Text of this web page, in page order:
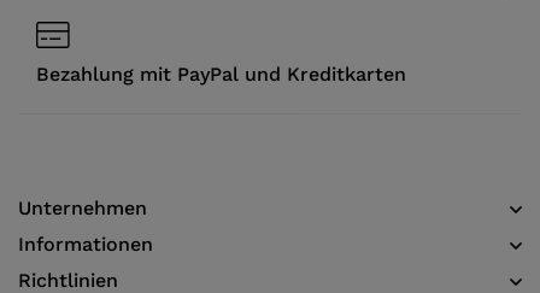
Bezahlung mit PayPal und Kreditkarten
Unternehmen
Informationen​
Richtlinien